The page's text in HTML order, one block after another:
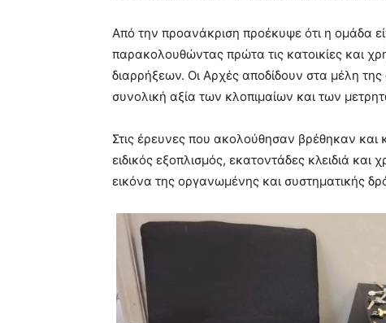
Από την προανάκριση προέκυψε ότι η ομάδα
παρακολουθώντας πρώτα τις κατοικίες και
διαρρήξεων. Οι Αρχές αποδίδουν στα μέλη
συνολική αξία των κλοπιμαίων και των
Στις έρευνες που ακολούθησαν βρέθηκαν
ειδικός εξοπλισμός, εκατοντάδες κλειδιά
εικόνα της οργανωμένης και συστηματικής